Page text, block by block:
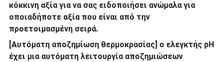
κόκκινη αξία για να σας ειδοποιήσει ανώμαλα για
οποιαδήποτε αξία που είναι από την
προετοιμασμένη σειρά.
[Αυτόματη αποζημίωση θερμοκρασίας] ο ελεγκτής pH
έχει μια αυτόματη λειτουργία αποζημιώσεων